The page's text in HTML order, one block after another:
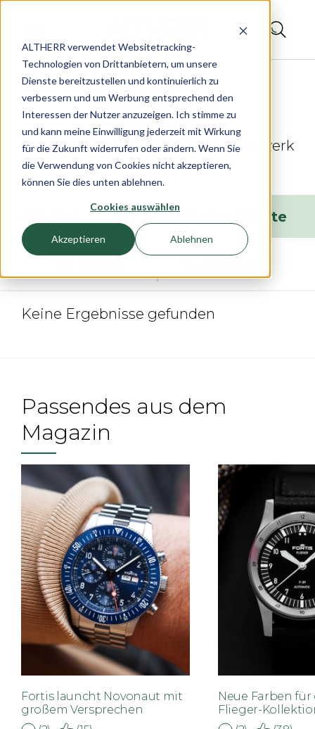
ALTHERR verwendet Websitetracking-
Technologien von Drittanbietern, um unsere
Dienste bereitzustellen und kontinuierlich zu
verbessern und um Werbung entsprechend den
Interessen der Nutzer anzuzeigen. Ich stimme zu
und kann meine Einwilligung jederzeit mit Wirkung
für die Zukunft widerrufen oder ändern. Wenn Sie
die Verwendung von Cookies nicht akzeptieren,
können Sie dies unten ablehnen.
Cookies auswählen
Akzeptieren Ablehnen
Zeitloses Design mit tollem Uhrenwerk
Liste
Keine Ergebnisse gefunden
Passendes aus dem
Magazin
Fortis launcht Novonaut mit
großem Versprechen
Neue Farben für
Flieger-